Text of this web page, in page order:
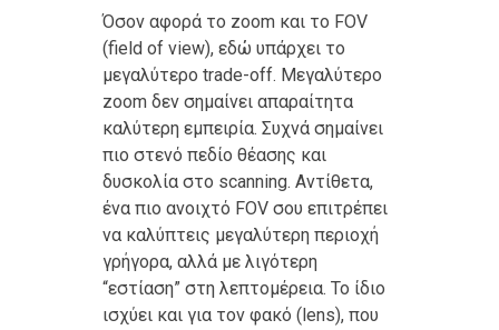
Όσον αφορά το zoom και το FOV
(field of view), εδώ υπάρχει το
μεγαλύτερο trade-off. Μεγαλύτερο
zoom δεν σημαίνει απαραίτητα
καλύτερη εμπειρία. Συχνά σημαίνει
πιο στενό πεδίο θέασης και
δυσκολία στο scanning. Αντίθετα,
ένα πιο ανοιχτό FOV σου επιτρέπει
να καλύπτεις μεγαλύτερη περιοχή
γρήγορα, αλλά με λιγότερη
“εστίαση” στη λεπτομέρεια. Το ίδιο
ισχύει και για τον φακό (lens), που